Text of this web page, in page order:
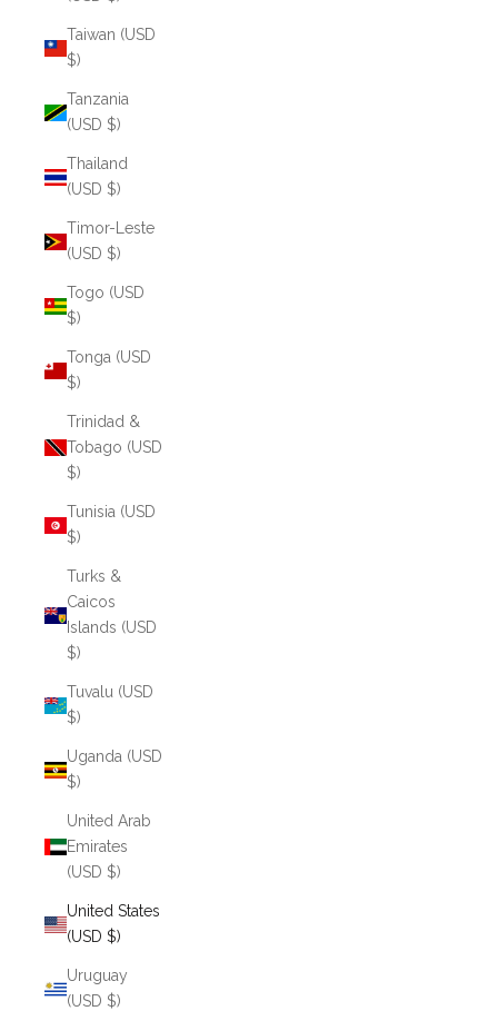
Taiwan (USD
$)
Tanzania
(USD $)
Thailand
(USD $)
Timor-Leste
(USD $)
Togo (USD
$)
Tonga (USD
$)
Trinidad &
Tobago (USD
$)
Tunisia (USD
$)
Turks &
Caicos
Islands (USD
$)
Tuvalu (USD
$)
Uganda (USD
$)
United Arab
Emirates
(USD $)
United States
(USD $)
Uruguay
(USD $)